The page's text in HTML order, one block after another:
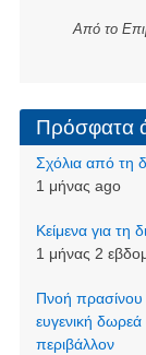
Από το
Πρόσφατα
Σχόλια από τη
1 μήνας ago
Kείμενα για
1 μήνας 2
Πνοή πρασίνου
ευγενική
περιβάλλον